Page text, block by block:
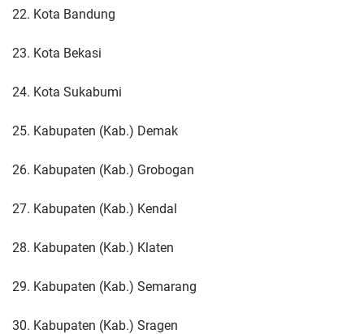
22. Kota Bandung
23. Kota Bekasi
24. Kota Sukabumi
25. Kabupaten (Kab.) Demak
26. Kabupaten (Kab.) Grobogan
27. Kabupaten (Kab.) Kendal
28. Kabupaten (Kab.) Klaten
29. Kabupaten (Kab.) Semarang
30. Kabupaten (Kab.) Sragen